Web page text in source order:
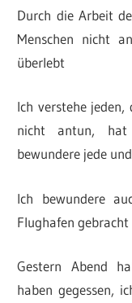
Durch die Arbeit
Menschen nicht
überlebt
Ich verstehe
nicht antun, hat
bewundere jede
Ich bewundere
Flughafen gebracht
Gestern Abend
haben gegessen,